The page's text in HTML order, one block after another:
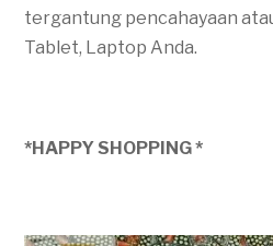
tergantung pencahayaan
Tablet, Laptop Anda.
*HAPPY SHOPPING *